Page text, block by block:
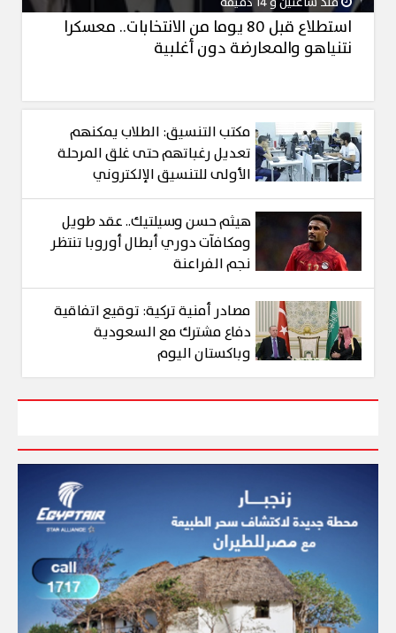
استطلاع قبل 80 يوما من الانتخابات.. معسكرا
نتنياهو والمعارضة دون أغلبية
مكتب التنسيق: الطلاب يمكنهم
تعديل رغباتهم حتى غلق المرحلة
الأولى للتنسيق الإلكتروني
هيثم حسن وسيلتيك.. عقد طويل
ومكافآت دوري أبطال أوروبا تنتظر
نجم الفراعنة
مصادر أمنية تركية: توقيع اتفاقية
دفاع مشترك مع السعودية
وباكستان اليوم